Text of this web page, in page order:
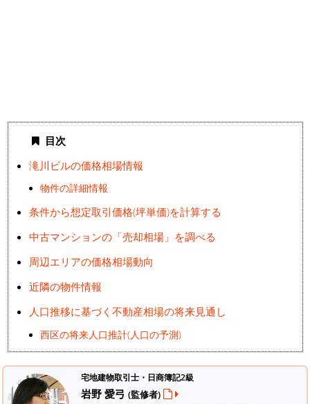
目次
滝川ビルの価格相場情報
物件の詳細情報
条件から想定取引価格(坪単価)を計算する
中古マンションの「売却相場」を調べる
周辺エリアの価格相場動向
近隣の物件情報
人口推移に基づく不動産相場の将来見通し
西区の将来人口推計(人口の予測)
宅地建物取引士・日商簿記2級
岩野 愛弓 (監修者)